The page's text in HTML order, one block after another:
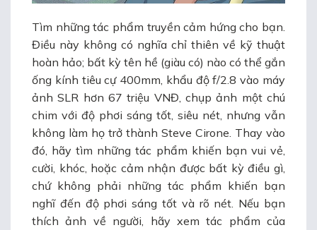
Tìm những tác phẩm truyền cảm hứng cho bạn.
Điều này không có nghĩa chỉ thiên về kỹ thuật
hoàn hảo; bất kỳ tên hề (giàu có) nào có thể gắn
ống kính tiêu cự 400mm, khẩu độ f/2.8 vào máy
ảnh SLR hơn 67 triệu VNĐ, chụp ảnh một chú
chim với độ phơi sáng tốt, siêu nét, nhưng vẫn
không làm họ trở thành Steve Cirone. Thay vào
đó, hãy tìm những tác phẩm khiến bạn vui vẻ,
cười, khóc, hoặc cảm nhận được bất kỳ điều gì,
chứ không phải những tác phẩm khiến bạn
nghĩ đến độ phơi sáng tốt và rõ nét. Nếu bạn
thích ảnh về người, hãy xem tác phẩm của